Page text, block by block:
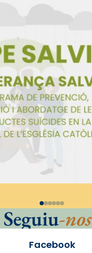
Seguiu-nos
Facebook